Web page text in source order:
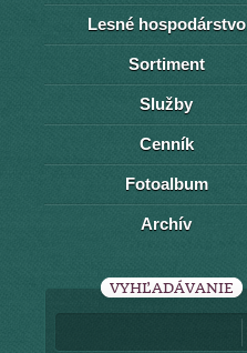
Lesné hospodárstvo
Sortiment
Služby
Cenník
Fotoalbum
Archív
VYHĽADÁVANIE